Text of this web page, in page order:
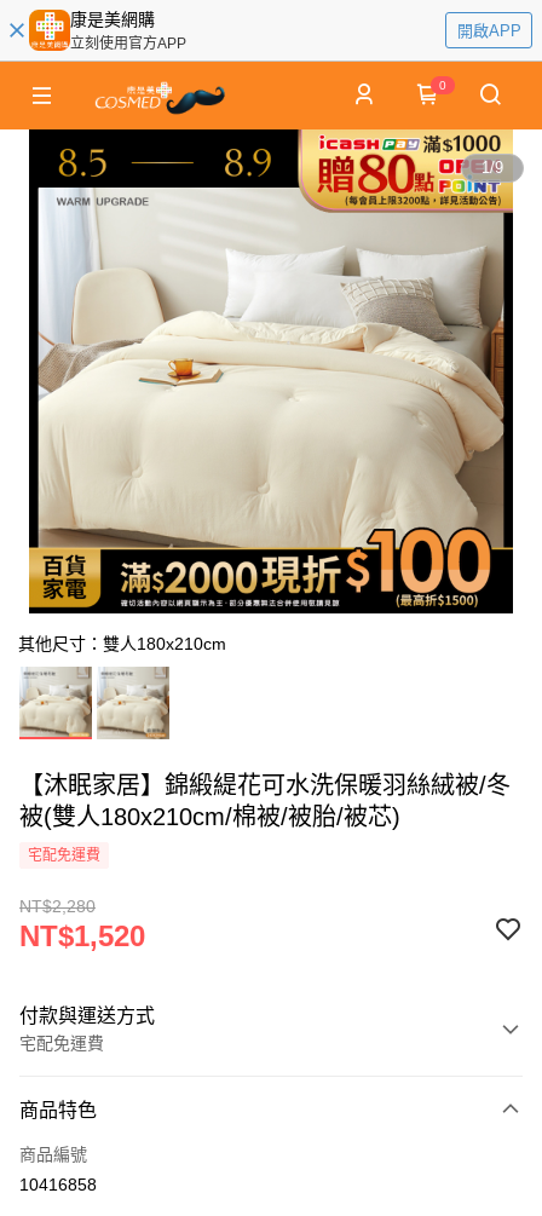
康是美網購
立刻使用官方APP
開啟APP
0
1/9
其他尺寸：雙人180x210cm
【沐眠家居】錦緞緹花可水洗保暖羽絲絨被/冬
被(雙人180x210cm/棉被/被胎/被芯)
宅配免運費
NT$2,280
NT$1,520
付款與運送方式
宅配免運費
icash Pay
信用卡一次付款
商品特色
商品編號
10416858